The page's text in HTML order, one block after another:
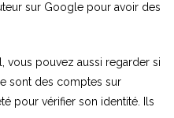
sur Google pour avoir des
vous pouvez aussi regarder si
sont des comptes sur
pour vérifier son identité. Ils